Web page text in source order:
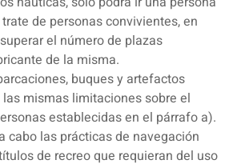
de personas convivientes, en
el número de plazas
de la misma.
buques y artefactos
mismas limitaciones sobre el
establecidas en el párrafo a).
las prácticas de navegación
de recreo que requieran del uso